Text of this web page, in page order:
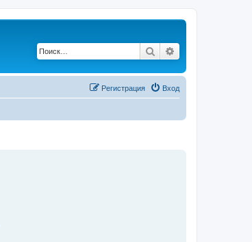
Поиск
Вход
Регистрация